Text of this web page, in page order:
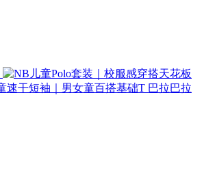
巴拉巴拉